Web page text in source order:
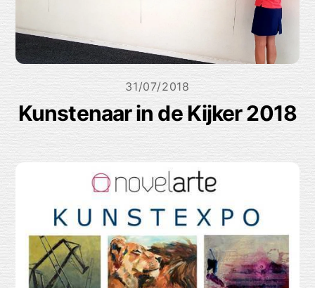
31/07/2018
Kunstenaar in de Kijker 2018